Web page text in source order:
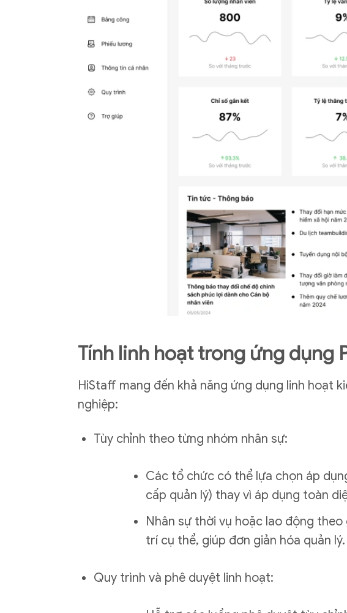
Tính linh hoạt trong ứng dụng
HiStaff mang đến khả năng ứng dụng linh hoạt
nghiệp:
Tùy chỉnh theo từng nhóm nhân sự:
Các tổ chức có thể lựa chọn áp
cấp quản lý) thay vì áp dụng toàn
Nhân sự thời vụ hoặc lao động
trí cụ thể, giúp đơn giản hóa quản lý.
Quy trình và phê duyệt linh hoạt: